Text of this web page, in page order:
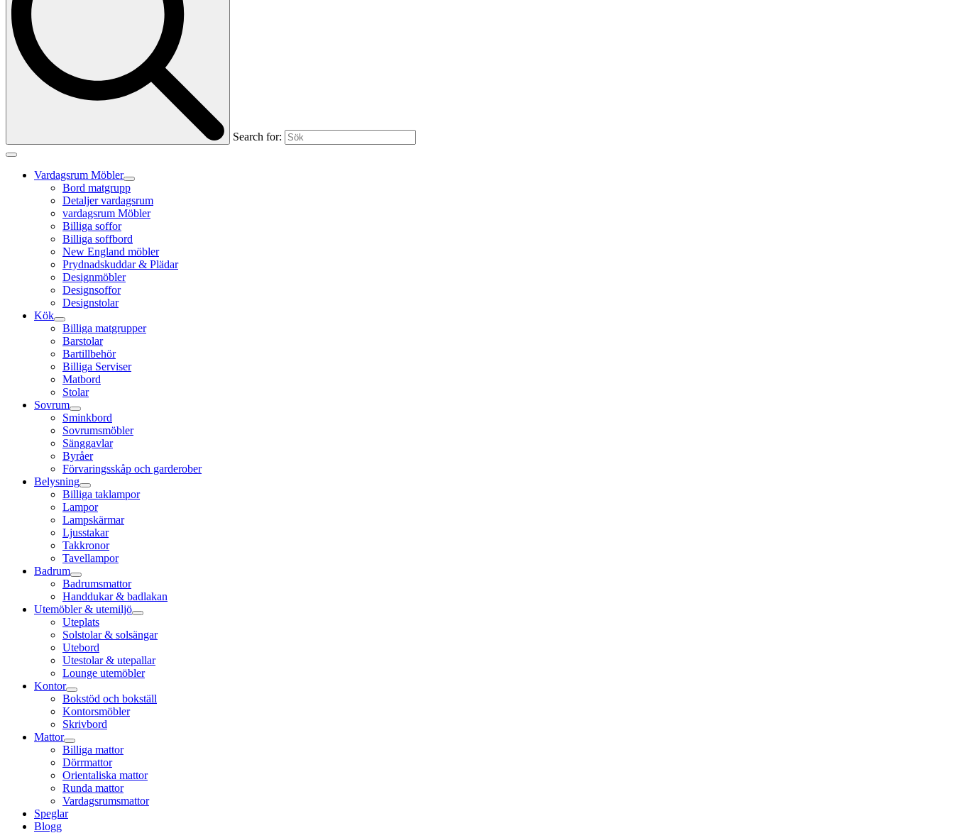
Search for:
Vardagsrum Möbler
Bord matgrupp
Detaljer vardagsrum
vardagsrum Möbler
Billiga soffor
Billiga soffbord
New England möbler
Prydnadskuddar & Plädar
Designmöbler
Designsoffor
Designstolar
Kök
Billiga matgrupper
Barstolar
Bartillbehör
Billiga Serviser
Matbord
Stolar
Sovrum
Sminkbord
Sovrumsmöbler
Sänggavlar
Byråer
Förvaringsskåp och garderober
Belysning
Billiga taklampor
Lampor
Lampskärmar
Ljusstakar
Takkronor
Tavellampor
Badrum
Badrumsmattor
Handdukar & badlakan
Utemöbler & utemiljö
Uteplats
Solstolar & solsängar
Utebord
Utestolar & utepallar
Lounge utemöbler
Kontor
Bokstöd och bokställ
Kontorsmöbler
Skrivbord
Mattor
Billiga mattor
Dörrmattor
Orientaliska mattor
Runda mattor
Vardagsrumsmattor
Speglar
Blogg